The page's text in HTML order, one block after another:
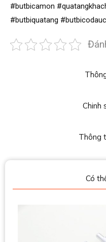
Chinh
Thông
#butbicamon
#butbiquatang
Có